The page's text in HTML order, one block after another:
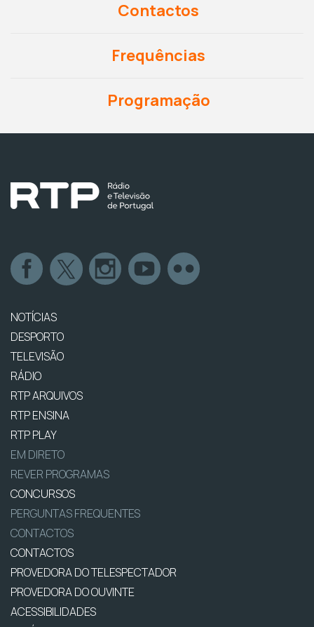
Contactos
Frequências
Programação
NOTÍCIAS
DESPORTO
TELEVISÃO
RÁDIO
RTP ARQUIVOS
RTP ENSINA
RTP PLAY
EM DIRETO
REVER PROGRAMAS
CONCURSOS
PERGUNTAS FREQUENTES
CONTACTOS
CONTACTOS
PROVEDORA DO TELESPECTADOR
PROVEDORA DO OUVINTE
ACESSIBILIDADES